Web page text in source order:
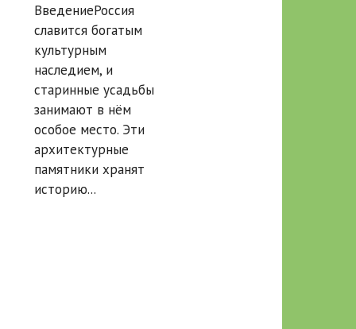
усадьбы,
которые стоит
посетить
ВведениеРоссия
славится богатым
культурным
наследием, и
старинные усадьбы
занимают в нём
особое место. Эти
архитектурные
памятники хранят
историю...